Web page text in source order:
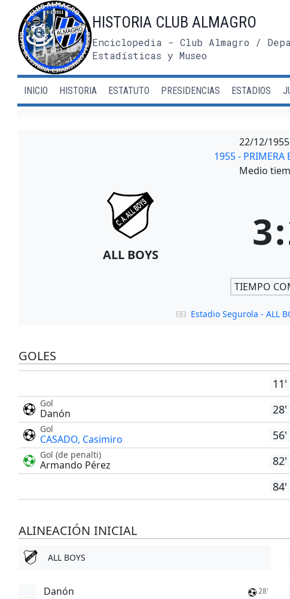
contenido
HISTORIA CLUB ALMAGRO
Enciclopedia - Club Almagro /
Estadísticas y Museo
INICIO HISTORIA ESTATUTO PRESIDENCIAS ESTADIOS
22/12/1955
1955 - PRIMERA
Medio
ALL BOYS 3:
TIEMPO
Estadio Segurola - ALL
GOLES
11'
Gol
Danón 28'
Gol
CASADO, Casimiro 56'
Gol (de penalti)
Armando Pérez
82'
84'
ALINEACIÓN INICIAL
ALL BOYS
Danón 28'